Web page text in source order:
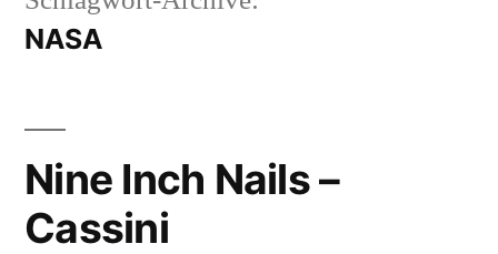
NASA
Nine Inch Nails –
Cassini